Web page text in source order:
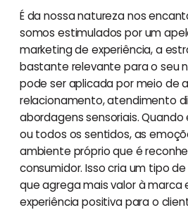
É da nossa natureza nos
somos estimulados por um
marketing de experiência, a
bastante relevante para o seu
pode ser aplicada por meio de
relacionamento, atendimento
abordagens sensoriais.
ou todos os sentidos, as
ambiente próprio que é
consumidor. Isso cria um tipo
que agrega mais valor à marca
experiência positiva para o